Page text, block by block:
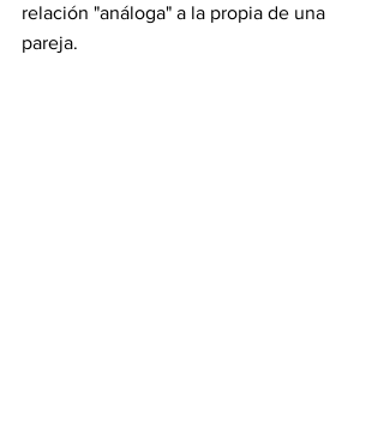
relación "análoga" a la propia de una
pareja.